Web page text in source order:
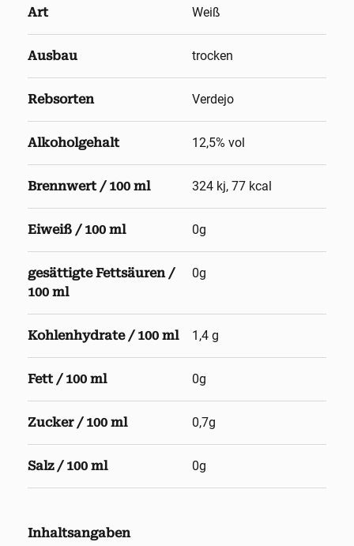
Art Weiß
Ausbau trocken
Rebsorten Verdejo
Alkoholgehalt 12,5% vol
Brennwert / 100 ml 324 kj, 77 kcal
Eiweiß / 100 ml 0g
gesättigte Fettsäuren /
100 ml
0g
Kohlenhydrate / 100 ml 1,4 g
Fett / 100 ml 0g
Zucker / 100 ml 0,7g
Salz / 100 ml 0g
Inhaltsangaben